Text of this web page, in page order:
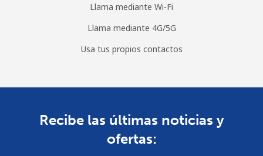
Llama mediante Wi-Fi
Llama mediante 4G/5G
Usa tus propios contactos
Recibe las últimas noticias y
ofertas: